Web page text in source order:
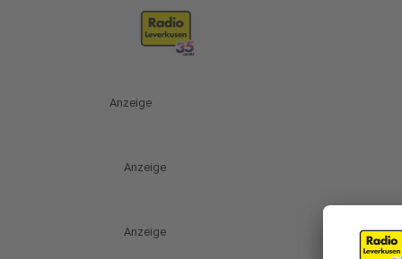
Anzeige
Anzeige
Anzeige